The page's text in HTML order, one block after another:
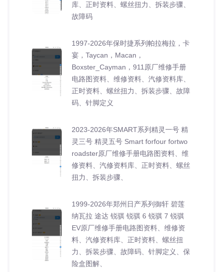
库、正时资料、螺丝扭力、拆装步骤、
故障码
1997-2026年保时捷系列帕拉梅拉，卡
宴，Taycan，Macan，
Boxster_Cayman，911原厂维修手册
电路图资料、维修资料、汽修资料库、
正时资料、螺丝扭力、拆装步骤、故障
码、针脚定义
2023-2026年SMART系列精灵一号 精
灵三号 精灵五号 Smart forfour fortwo
roadster原厂维修手册电路图资料、维
修资料、汽修资料库、正时资料、螺丝
扭力、拆装步骤、
1999-2026年郑州日产系列御轩 碧莲
纳瓦拉 途达 锐骐 锐骐 6 锐骐 7 锐骐
EV原厂维修手册电路图资料、维修资
料、汽修资料库、正时资料、螺丝扭
力、拆装步骤、故障码、针脚定义、保
险盒图解、